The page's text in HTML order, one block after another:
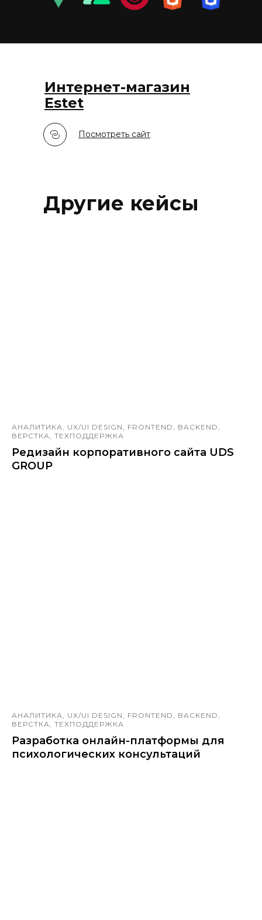
Интернет-магазин
Estet
Посмотреть сайт
Другие кейсы
АНАЛИТИКА, UX/UI DESIGN, FRONTEND, BACKEND,
ВЕРСТКА, ТЕХПОДДЕРЖКА
Редизайн корпоративного сайта UDS
GROUP
АНАЛИТИКА, UX/UI DESIGN, FRONTEND, BACKEND,
ВЕРСТКА, ТЕХПОДДЕРЖКА
Разработка онлайн-платформы для
психологических консультаций